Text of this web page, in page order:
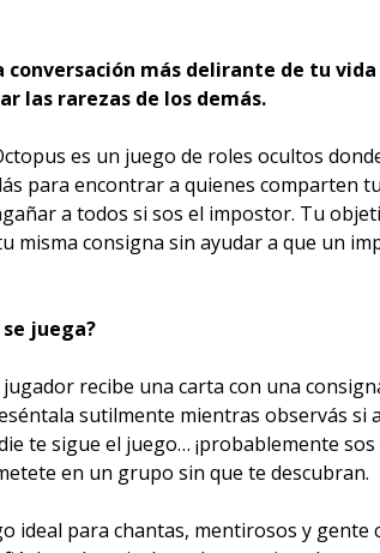
conversación más delirante de tu
las rarezas de los demás.
es un juego de roles ocultos
para encontrar a quienes comparten
a todos si sos el impostor. Tu
misma consigna sin ayudar a que un
se juega?
jugador recibe una carta con una
sutilmente mientras observás si
te sigue el juego… ¡probablemente
en un grupo sin que te descubran.
ideal para chantas, mentirosos y gente